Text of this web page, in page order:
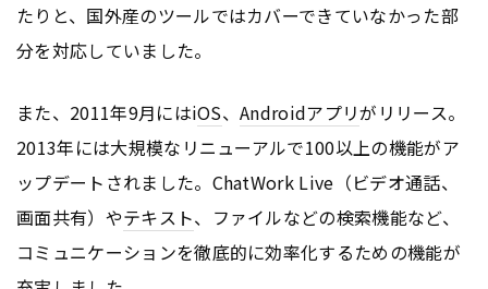
たりと、国外産のツールではカバーできていなかった部
分を対応していました。
また、2011年9月にはiOS、Androidアプリがリリース。
2013年には大規模なリニューアルで100以上の機能がア
ップデートされました。ChatWork Live（ビデオ通話、
画面共有）やテキスト、ファイルなどの検索機能など、
コミュニケーションを徹底的に効率化するための機能が